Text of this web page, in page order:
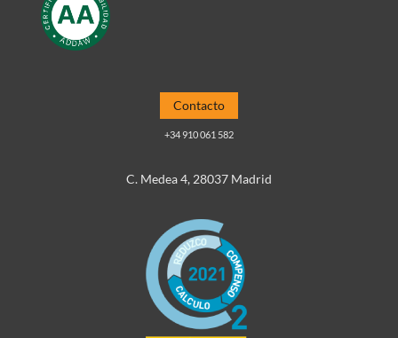
Contacto
+34 910 061 582
C. Medea 4, 28037 Madrid